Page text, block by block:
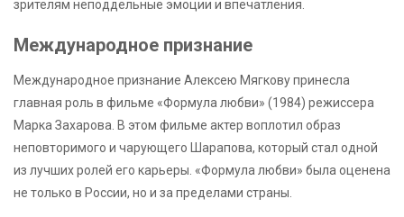
зрителям неподдельные эмоции и впечатления.
Международное признание
Международное признание Алексею Мягкову принесла
главная роль в фильме «Формула любви» (1984) режиссера
Марка Захарова. В этом фильме актер воплотил образ
неповторимого и чарующего Шарапова, который стал одной
из лучших ролей его карьеры. «Формула любви» была оценена
не только в России, но и за пределами страны.